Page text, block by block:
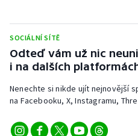
Triatlon
Veslování
Vodní slalom
Volejbal
SOCIÁLNÍ SÍTĚ
Odteď vám už nic
i na dalších
Nenechte si nikde ujít nejnovější
na Facebooku, X, Instagramu,